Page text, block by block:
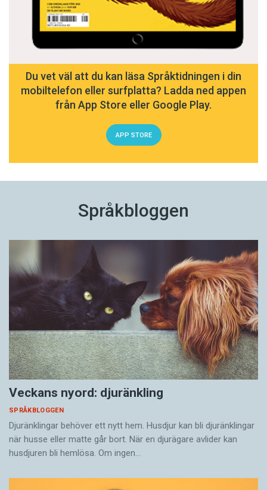
Du vet väl att du kan läsa Språktidningen i din
mobiltelefon eller surfplatta? Ladda ned appen
från App Store eller Google Play.
APP STORE
Språkbloggen
Veckans nyord: djuränkling
SPRÅKBLOGGEN
Djuränklingar behöver ett nytt hem. Husdjur kan bli djuränklingar
när husse eller matte går bort. När en djurägare avlider kan
husdjuren bli hemlösa. Om ingen…